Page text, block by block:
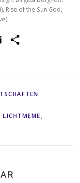
Rise of the Sun God,
Email
LICHTMEME,